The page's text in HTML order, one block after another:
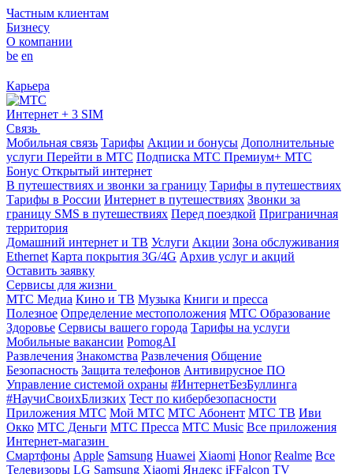
Частным клиентам
Бизнесу
О компании
be en
Карьера
Интернет + 3 SIM
Связь
Мобильная связь Тарифы Акции и бонусы Дополнительные
услуги Перейти в МТС Подписка МТС Премиум+ МТС
Бонус Открытый интернет
В путешествиях и звонки за границу Тарифы в путешествиях
Тарифы в России Интернет в путешествиях Звонки за
границу SMS в путешествиях Перед поездкой Приграничная
территория
Домашний интернет и ТВ Услуги Акции Зона обслуживания
Ethernet Карта покрытия 3G/4G Архив услуг и акций
Оставить заявку
Сервисы для жизни
МТС Медиа Кино и ТВ Музыка Книги и пресса
Полезное Определение местоположения МТС Образование
Здоровье Сервисы вашего города Тарифы на услуги
Мобильные вакансии PomogAI
Развлечения Знакомства Развлечения Общение
Безопасность Защита телефонов Антивирусное ПО
Управление системой охраны #ИнтернетБезБуллинга
#НаучиСвоихБлизких Тест по кибербезопасности
Приложения МТС Мой МТС МТС Абонент МТС ТВ Иви
Окко МТС Деньги МТС Пресса МТС Music Все приложения
Интернет-магазин
Смартфоны Apple Samsung Huawei Xiaomi Honor Realme Все
Телевизоры LG Samsung Xiaomi Яндекс iFFalcon TV